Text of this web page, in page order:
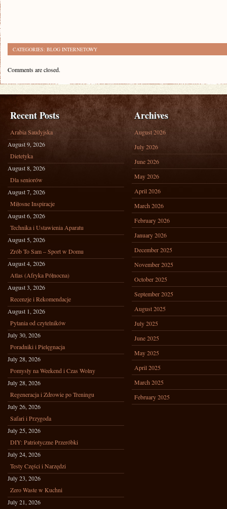
CATEGORIES: BLOG INTERNETOWY
Comments are closed.
Recent Posts
Arabia Saudyjska
August 9, 2026
Dietetyka
August 8, 2026
Dla seniorów
August 7, 2026
Miłosne Inspiracje
August 6, 2026
Technika i Ustawienia Aparatu
August 5, 2026
Zrób To Sam – Sport w Domu
August 4, 2026
Atlas (Afryka Północna)
August 3, 2026
Recenzje i Rekomendacje
August 1, 2026
Pytania od czytelników
July 30, 2026
Poradniki i Pielęgnacja
July 28, 2026
Pomysły na Weekend i Czas Wolny
July 28, 2026
Regeneracja i Zdrowie po Treningu
July 26, 2026
Safari i Przygoda
July 25, 2026
DIY: Patriotyczne Przeróbki
July 24, 2026
Testy Części i Narzędzi
July 23, 2026
Zero Waste w Kuchni
July 21, 2026
Archives
August 2026
July 2026
June 2026
May 2026
April 2026
March 2026
February 2026
January 2026
December 2025
November 2025
October 2025
September 2025
August 2025
July 2025
June 2025
May 2025
April 2025
March 2025
February 2025